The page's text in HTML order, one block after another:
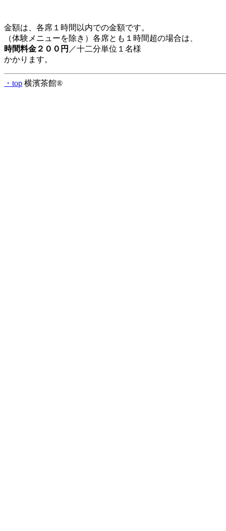
金額は、各席１時間以内での金額です。
（体験メニューを除き）各席とも１時間超の場合は、
時間料金２００円 ／十二分単位１名様
かかります。
・top 横濱茶館®